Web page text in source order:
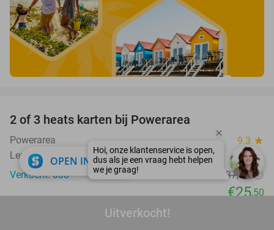
Uitverkocht!
2 of 3 heats karten bij Powerarea
Powerarea 9.3 star
Lemiers
Verkocht: 638
€37,50
€25,50
OPEN IN APP close